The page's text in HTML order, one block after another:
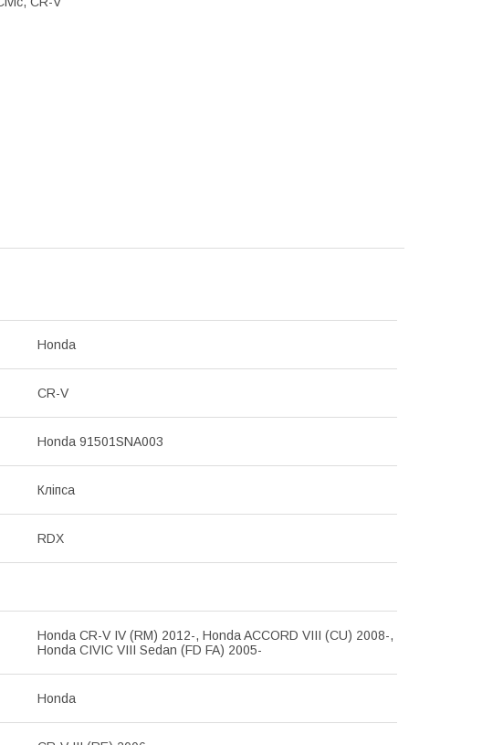
Honda
CR-V
Honda 91501SNA003
Кліпса
RDX
Honda CR-V IV (RM) 2012-, Honda ACCORD VIII (CU) 2008-,
Honda CIVIC VIII Sedan (FD FA) 2005-
Honda